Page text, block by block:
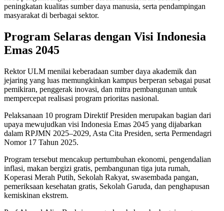
peningkatan kualitas sumber daya manusia, serta pendampingan
masyarakat di berbagai sektor.
Program Selaras dengan Visi Indonesia
Emas 2045
Rektor ULM menilai keberadaan sumber daya akademik dan
jejaring yang luas memungkinkan kampus berperan sebagai pusat
pemikiran, penggerak inovasi, dan mitra pembangunan untuk
mempercepat realisasi program prioritas nasional.
Pelaksanaan 10 program Direktif Presiden merupakan bagian dari
upaya mewujudkan visi Indonesia Emas 2045 yang dijabarkan
dalam RPJMN 2025–2029, Asta Cita Presiden, serta Permendagri
Nomor 17 Tahun 2025.
Program tersebut mencakup pertumbuhan ekonomi, pengendalian
inflasi, makan bergizi gratis, pembangunan tiga juta rumah,
Koperasi Merah Putih, Sekolah Rakyat, swasembada pangan,
pemeriksaan kesehatan gratis, Sekolah Garuda, dan penghapusan
kemiskinan ekstrem.